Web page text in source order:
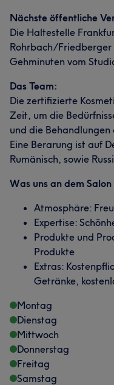
Nächste öffentliche
Die Haltestelle
Rohrbach/
Gehminuten vom
Das Team:
Die zertifizierte
Zeit, um die
und die
Eine Berarung ist auf
Rumänisch, sowie
Was uns an dem
Atmosphäre:
Expertise:
Produkte und
Produkte
Extras:
Getränke,
Montag
Dienstag
Mittwoch
Donnerstag
Freitag
Samstag